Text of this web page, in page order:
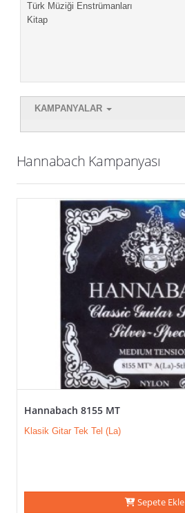
Türk Müziği Enstrümanları
Kampanyalar
Türk Müziği Enstrümanları
Kitap
KAMPANYALAR
Hannabach Kampanyası
Hannabach 8155 MT
Klasik Gitar Tek Tel (La)
Sepete Ekle